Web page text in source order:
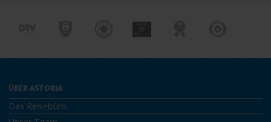
ÜBER ASTORIA
Das Reisebüro